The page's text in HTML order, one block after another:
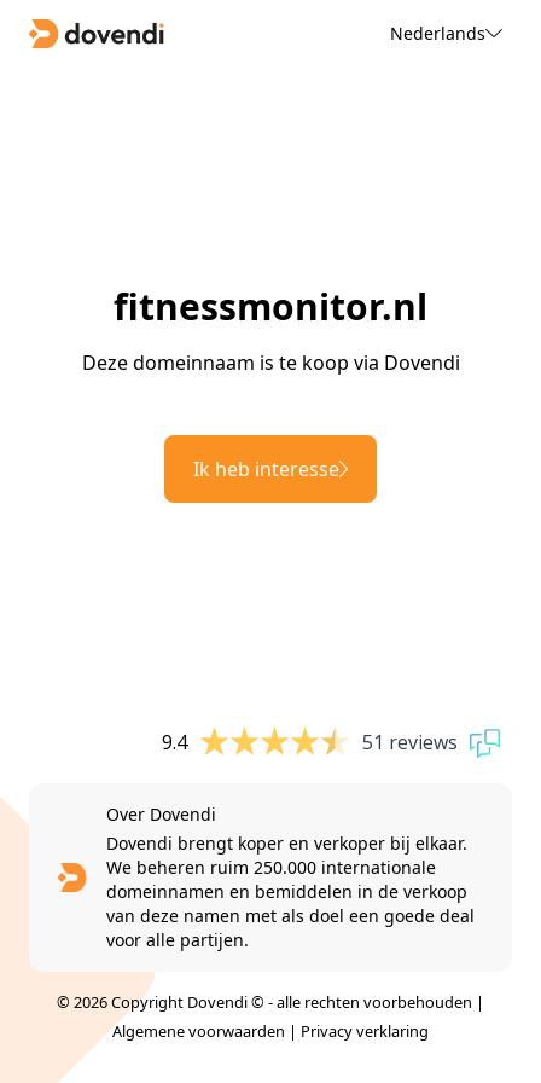
Nederlands
fitnessmonitor.nl
Deze domeinnaam is te koop via Dovendi
Ik heb interesse
9.4 51 reviews
Over Dovendi
Dovendi brengt koper en verkoper bij elkaar.
We beheren ruim 250.000 internationale
domeinnamen en bemiddelen in de verkoop
van deze namen met als doel een goede deal
voor alle partijen.
© 2026 Copyright Dovendi © - alle rechten voorbehouden |
Algemene voorwaarden | Privacy verklaring